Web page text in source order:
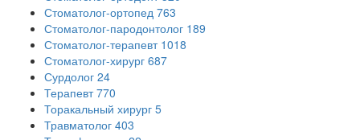
Стоматолог-ортопед 763
Стоматолог-пародонтолог 189
Стоматолог-терапевт 1018
Стоматолог-хирург 687
Сурдолог 24
Терапевт 770
Торакальный хирург 5
Травматолог 403